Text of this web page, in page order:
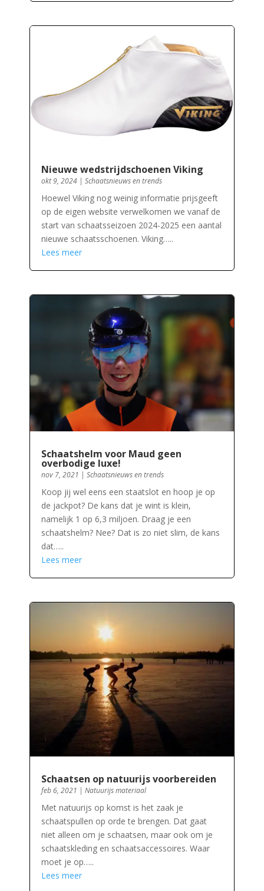
Nieuwe wedstrijdschoenen Viking
okt 9, 2024| Schaatsnieuws en trends
Hoewel Viking nog weinig informatie prijsgeeft
op de eigen website verwelkomen we vanaf de
start van schaatsseizoen 2024-2025 een aantal
nieuwe schaatsschoenen. Viking…..
Lees meer
Schaatshelm voor Maud geen
overbodige luxe!
nov 7, 2021 | Schaatsnieuws en trends
Koop jij wel eens een staatslot en hoop je op
de jackpot? De kans dat je wint is klein,
namelijk 1 op 6,3 miljoen. Draag je een
schaatshelm? Nee? Dat is zo niet slim, de kans
dat…..
Lees meer
Schaatsen op natuurijs voorbereiden
feb 6, 2021 | Natuurijs materiaal
Met natuurijs op komst is het zaak je
schaatspullen op orde te brengen. Dat gaat
niet alleen om je schaatsen, maar ook om je
schaatskleding en schaatsaccessoires. Waar
moet je op…..
Lees meer